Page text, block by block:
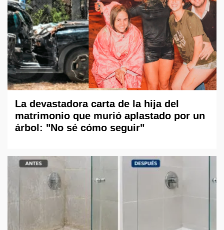
La devastadora carta de la hija del
matrimonio que murió aplastado por un
árbol: "No sé cómo seguir"